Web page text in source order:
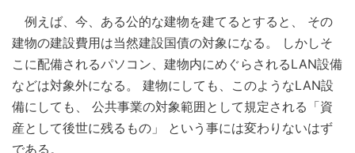
例えば、今、ある公的な建物を建てるとすると、 その
建物の建設費用は当然建設国債の対象になる。 しかしそ
こに配備されるパソコン、建物内にめぐらされるLAN設備
などは対象外になる。 建物にしても、このようなLAN設
備にしても、 公共事業の対象範囲として規定される「資
産として後世に残るもの」 という事には変わりないはず
である。